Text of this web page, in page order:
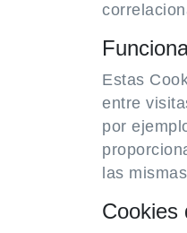
Estas
entre
por
las
Cookies